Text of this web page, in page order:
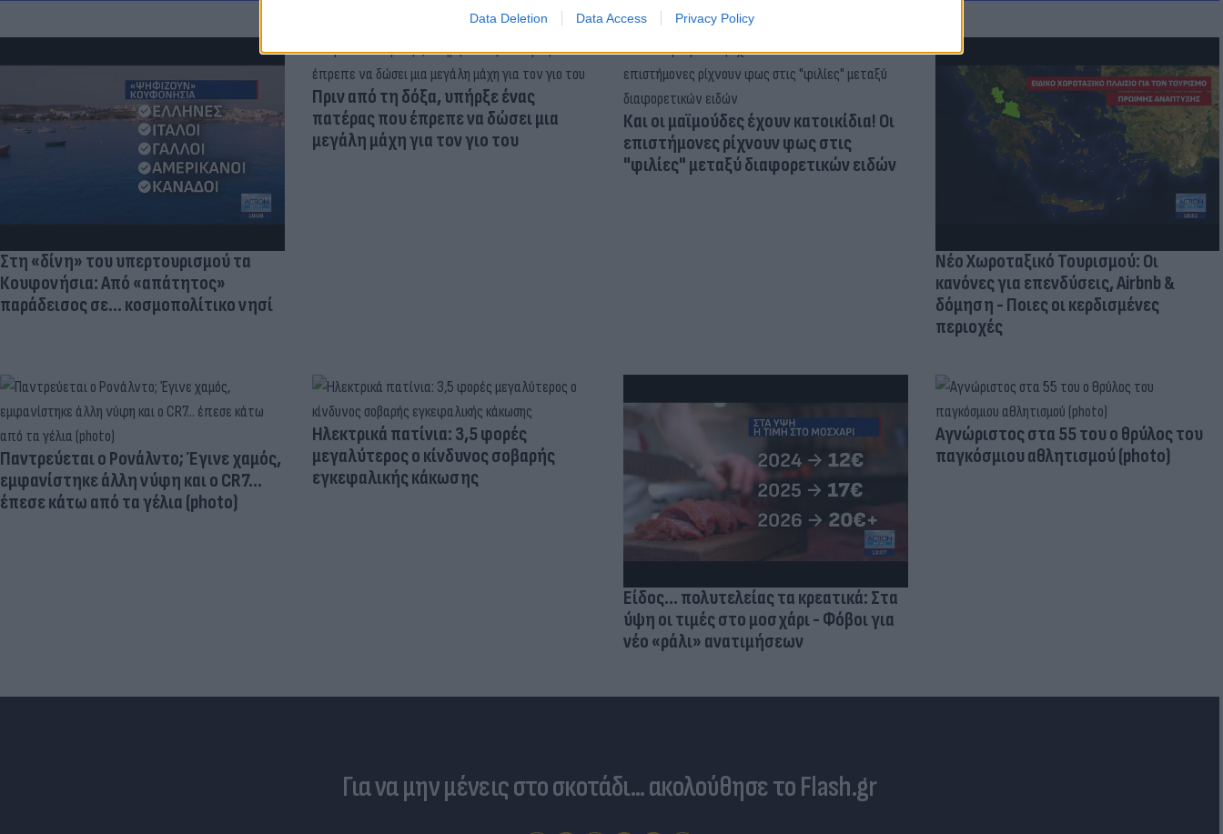
Data Deletion Data Access Privacy Policy
Στη «δίνη» του υπερτουρισμού τα
Κουφονήσια: Από «απάτητος»
παράδεισος σε... κοσμοπολίτικο νησί
Πριν από τη δόξα, υπήρξε ένας
πατέρας που έπρεπε να δώσει μια
μεγάλη μάχη για τον γιο του
Και οι μαϊμούδες έχουν κατοικίδια! Οι
επιστήμονες ρίχνουν φως στις
"φιλίες" μεταξύ διαφορετικών ειδών
Νέο Χωροταξικό Τουρισμού: Οι
κανόνες για επενδύσεις, Airbnb &
δόμηση - Ποιες οι κερδισμένες
περιοχές
Παντρεύεται ο Ρονάλντο; Έγινε χαμός,
εμφανίστηκε άλλη νύφη και ο CR7…
έπεσε κάτω από τα γέλια (photo)
Ηλεκτρικά πατίνια: 3,5 φορές
μεγαλύτερος ο κίνδυνος σοβαρής
εγκεφαλικής κάκωσης
Είδος... πολυτελείας τα κρεατικά: Στα
ύψη οι τιμές στο μοσχάρι - Φόβοι για
νέο «ράλι» ανατιμήσεων
Aγνώριστος στα 55 του ο θρύλος του
παγκόσμιου αθλητισμού (photo)
Για να μην μένεις στο σκοτάδι... ακολούθησε το Flash.gr